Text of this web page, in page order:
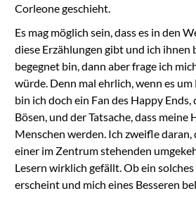
Corleone geschieht.
Es mag möglich sein, dass es in den
diese Erzählungen gibt und ich ihnen
begegnet bin, dann aber frage ich
würde. Denn mal ehrlich, wenn es
bin ich doch ein Fan des Happy
Bösen, und der Tatsache, dass meine
Menschen werden. Ich zweifle daran,
einer im Zentrum stehenden
Lesern wirklich gefällt. Ob ein
erscheint und mich eines Besseren